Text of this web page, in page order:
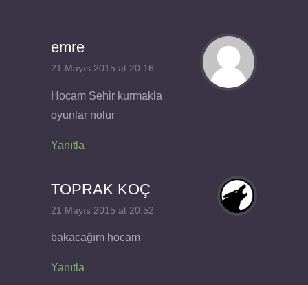
emre
21 Mayıs 2015 at 20:16
Hocam Sehir kurmakla
oyunlar nolur
Yanıtla
TOPRAK KOÇ
21 Mayıs 2015 at 20:52
bakacağım hocam
Yanıtla